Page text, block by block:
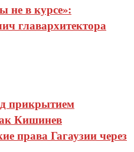
в курсе»:
главархитектора
прикрытием
Кишинев
права Гагаузии через